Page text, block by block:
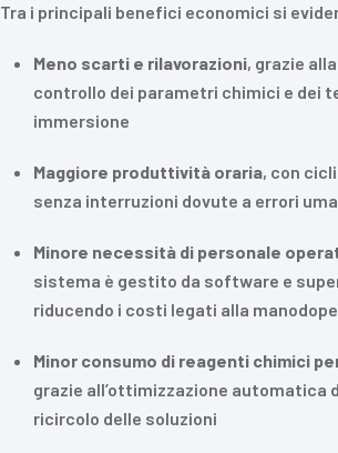
Tra i principali benefici economici si
Meno scarti e rilavorazioni, grazie
controllo dei parametri chimici e dei
immersione
Maggiore produttività oraria, con
senza interruzioni dovute a errori
Minore necessità di personale
sistema è gestito da software e
riducendo i costi legati alla
Minor consumo di reagenti chimici
grazie all’ottimizzazione automatica
ricircolo delle soluzioni